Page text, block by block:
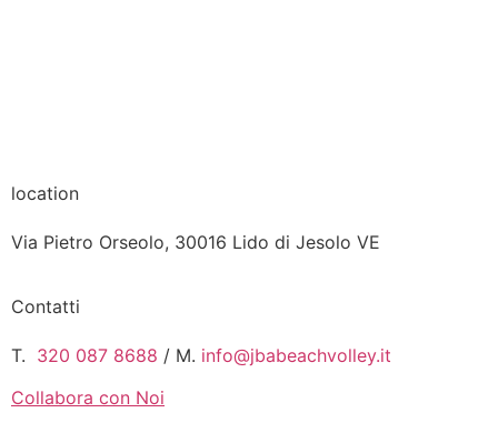
location
Via Pietro Orseolo, 30016 Lido di Jesolo VE
Contatti
T. 320 087 8688 / M. info@jbabeachvolley.it
Collabora con Noi